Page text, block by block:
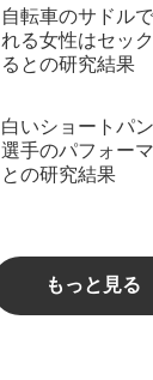
自転車のサドル
れる女性はセッ
るとの研究結果
白いショートパ
選手のパフォー
との研究結果
もっと見る